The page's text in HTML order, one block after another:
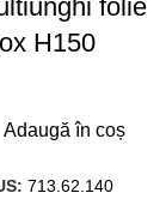
folie
H150
Adaugă în coș
713.62.140